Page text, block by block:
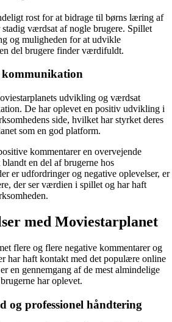
rost for at bidrage til børns læring af
stadig værdsat af nogle brugere. Spillet
og muligheden for at udvikle
del brugere finder værdifuldt.
udvikling og værdsat
De har oplevet en positiv udvikling i
side, hvilket har styrket deres
som en god platform.
kommentarer en overvejende
en del af brugerne hos
er udfordringer og negative oplevelser, er
der ser værdien i spillet og har haft
med Moviestarplanet
flere og flere negative kommentarer og
har haft kontakt med det populære online
en gennemgang af de mest almindelige
har oplevet.
og professionel håndtering